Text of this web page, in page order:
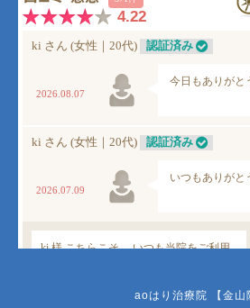
aoはり治療院 【金山